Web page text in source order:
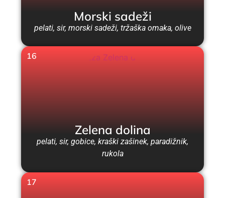
Morski sadeži
pelati, sir, morski sadeži, tržaška omaka, olive
16
Zelena dolina
pelati, sir, gobice, kraški zašinek, paradižnik,
rukola
17